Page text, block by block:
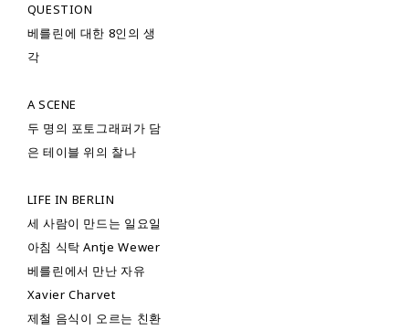
QUESTION
베를린에 대한 8인의 생
각
A SCENE
두 명의 포토그래퍼가 담
은 테이블 위의 찰나
LIFE IN BERLIN
세 사람이 만드는 일요일
아침 식탁 Antje Wewer
베를린에서 만난 자유
Xavier Charvet
제철 음식이 오르는 친환